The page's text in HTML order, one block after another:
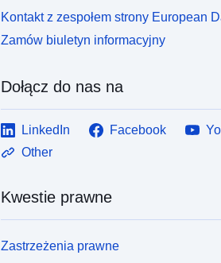
Kontakt z zespołem strony European
Zamów biuletyn informacyjny
Dołącz do nas na
LinkedIn Facebook
Other
Kwestie prawne
Zastrzeżenia prawne